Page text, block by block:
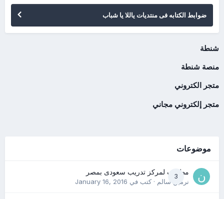
ضوابط الكتابه فى منتديات ياللا يا شباب
شنطة
منصة شنطة
متجر الكتروني
متجر إلكتروني مجاني
موضوعات
3
مطلوب لمركز تدريب سعودى بمصر
نرمين سالم· كتب في January 16, 2016